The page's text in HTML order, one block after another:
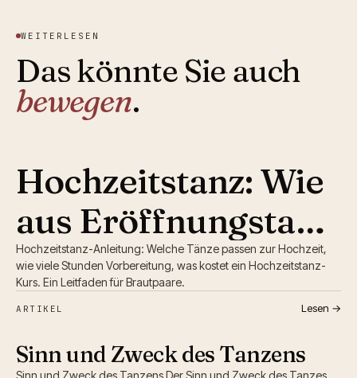
WEITERLESEN
Das könnte Sie auch
bewegen.
Hochzeitstanz: Wie
aus Eröffnungstanz
ein Lebensmoment
wird
Hochzeitstanz-Anleitung: Welche Tänze passen zur Hochzeit,
wie viele Stunden Vorbereitung, was kostet ein Hochzeitstanz-
Kurs. Ein Leitfaden für Brautpaare.
ARTIKEL Lesen →
Sinn und Zweck des Tanzens
Sinn und Zweck des Tanzens Der Sinn und Zweck des Tanzes